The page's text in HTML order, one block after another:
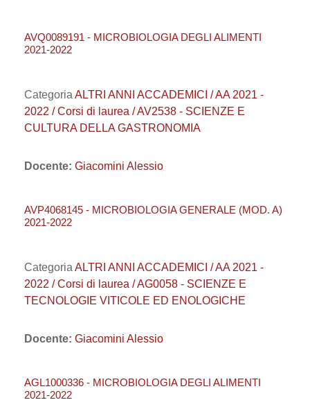
AVQ0089191 - MICROBIOLOGIA DEGLI ALIMENTI
2021-2022
Categoria ALTRI ANNI ACCADEMICI / AA 2021 -
2022 / Corsi di laurea / AV2538 - SCIENZE E
CULTURA DELLA GASTRONOMIA
Docente: Giacomini Alessio
AVP4068145 - MICROBIOLOGIA GENERALE (MOD. A)
2021-2022
Categoria ALTRI ANNI ACCADEMICI / AA 2021 -
2022 / Corsi di laurea / AG0058 - SCIENZE E
TECNOLOGIE VITICOLE ED ENOLOGICHE
Docente: Giacomini Alessio
AGL1000336 - MICROBIOLOGIA DEGLI ALIMENTI
2021-2022